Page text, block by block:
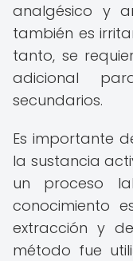
analgésico y
también es
tanto, se
adicional
secundarios.
Es importante
la sustancia
un proceso
conocimiento
extracción y
método fue